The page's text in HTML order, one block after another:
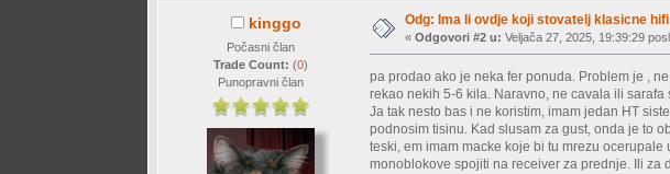
kinggo
Počasni član
Trade Count:(0)
Punopravni član
Odg: Ima li ovdje koji stovatelj klasicne
«Odgovori #2 u: Veljača 27, 2025, 19:39:29
pa prodao ako je neka fer ponuda. Problem je ,
rekao nekih 5-6 kila. Naravno, ne cavala ili
Ja tak nesto bas i ne koristim, imam jedan HT
podnosim tisinu. Kad slusam za gust, onda je to
teski, em imam macke koje bi tu mrezu
monoblokove spojiti na receiver za prednje. Ili za